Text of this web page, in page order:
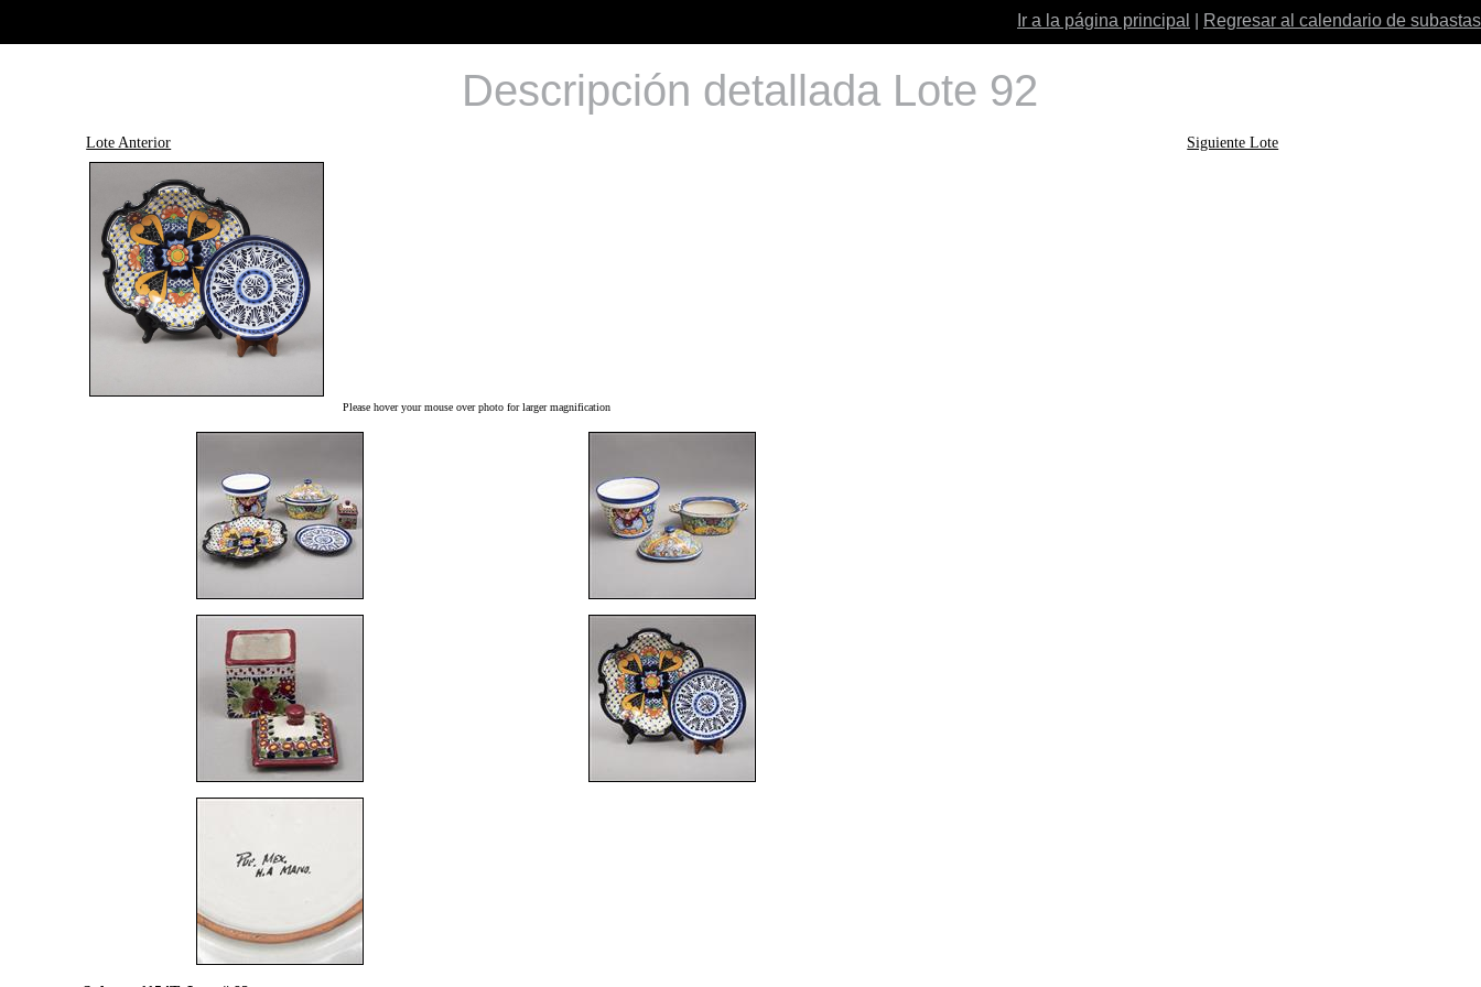
Ir a la página principal Regresar al calendario de subastas
Descripción detallada Lote 92
Lote Anterior Siguiente Lote
Please hover your mouse over photo for larger magnification